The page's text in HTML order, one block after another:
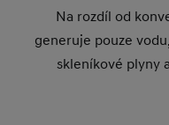
Na rozdíl od
generuje pouze
skleníkové plyny